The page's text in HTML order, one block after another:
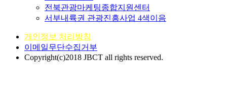
전북관광마케팅종합지원센터
서부내륙권 관광진흥사업 4색이음
개인정보 처리방침
이메일무단수집거부
Copyright(c)2018 JBCT all rights reserved.